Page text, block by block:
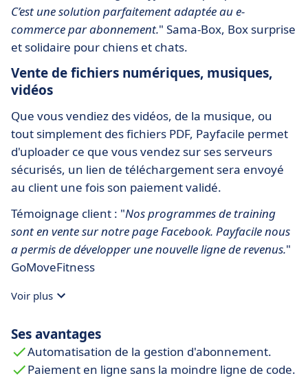
C’est une solution parfaitement adaptée au e-
commerce par abonnement." Sama-Box, Box surprise
et solidaire pour chiens et chats.
Vente de fichiers numériques, musiques,
vidéos
Que vous vendiez des vidéos, de la musique, ou
tout simplement des fichiers PDF, Payfacile permet
d'uploader ce que vous vendez sur ses serveurs
sécurisés, un lien de téléchargement sera envoyé
au client une fois son paiement validé.
Témoignage client : "Nos programmes de training
sont en vente sur notre page Facebook. Payfacile nous
a permis de développer une nouvelle ligne de revenus."
GoMoveFitness
Voir plus
Ses avantages
Automatisation de la gestion d'abonnement.
Paiement en ligne sans la moindre ligne de code.